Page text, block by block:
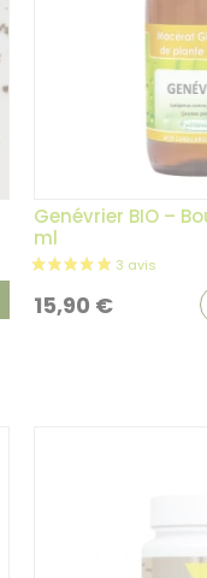
Genévrier BIO –
ml
15,90 €